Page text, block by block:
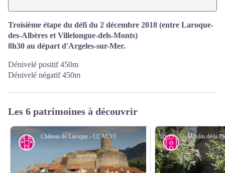
Troisième étape du défi du 2 décembre 2018 (entre Laroque-
des-Albères et Villelongue-dels-Monts)
8h30 au départ d'Argeles-sur-Mer.
Dénivelé positif 450m
Dénivelé négatif 450m
Les 6 patrimoines à découvrir
Château de Laroque - CCACVI
Patrimoine historique majeur
Moulin de la
Petit